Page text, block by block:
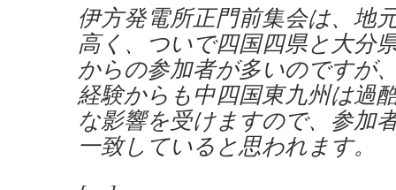
伊方発電所正門前集会は、地
高く、ついで四国四県と大分
からの参加者が多いのですが
経験からも中四国東九州は過
な影響を受けますので、参加
一致していると思われます。